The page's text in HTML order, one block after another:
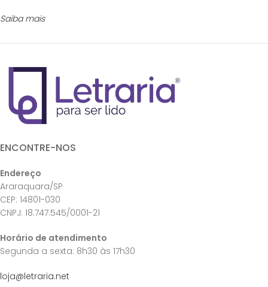
Saiba mais
ENCONTRE-NOS
Endereço
Araraquara/SP
CEP: 14801-030
CNPJ: 18.747.545/0001-21
Horário de atendimento
Segunda a sexta: 8h30 às 17h30
loja@letraria.net